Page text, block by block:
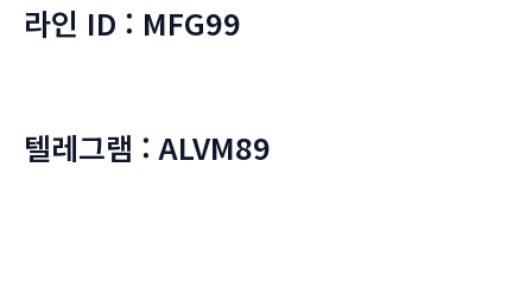
라인 ID : MFG99
텔레그램 : ALVM89